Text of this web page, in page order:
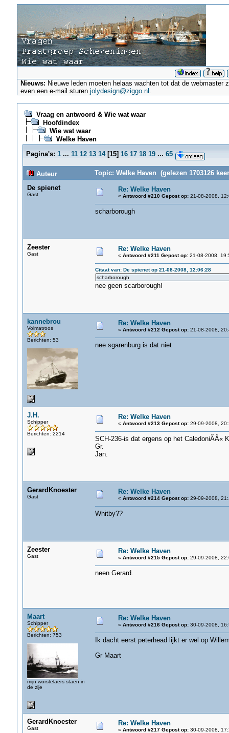
Nieuws: Nieuwe leden moeten helaas wachten tot dat de
even een e-mail sturenjolydesign@ziggo.nl .
Vraag en antwoord & Wie wat waar
Hoofdindex
Wie wat waar
Welke Haven
Pagina's: 1 ... 11 12 13 14[15] 16 17 18 19 ... 65
Auteur
Topic: Welke Haven (gelezen 1703126
De spienet
Gast
Re: Welke Haven
« Antwoord #210 Gepost op:21-08-2008,
scharborough
Zeester
Gast
Re: Welke Haven
« Antwoord #211 Gepost op:21-08-2008,
Citaat van: De spienet op 21-08-2008, 12:06:28
scharborough
nee geen scarborough!
kannebrou
Volmatroos
Berichten: 53
Re: Welke Haven
« Antwoord #212 Gepost op:21-08-2008,
nee sgarenburg is dat niet
J.H.
Schipper
Berichten: 2214
Re: Welke Haven
« Antwoord #213 Gepost op:29-09-2008,
SCH-236-is dat ergens op het CaledoniÃÂ«
Gr.
Jan.
GerardKnoester
Gast
Re: Welke Haven
« Antwoord #214 Gepost op:29-09-2008,
Whitby??
Zeester
Gast
Re: Welke Haven
« Antwoord #215 Gepost op:29-09-2008,
neen Gerard.
Maart
Schipper
Berichten: 753
mijn worstelaers staen in
de zije
Re: Welke Haven
« Antwoord #216 Gepost op:30-09-2008,
Ik dacht eerst peterhead lijkt er wel op
Gr Maart
GerardKnoester
Gast
Re: Welke Haven
« Antwoord #217 Gepost op:30-09-2008,